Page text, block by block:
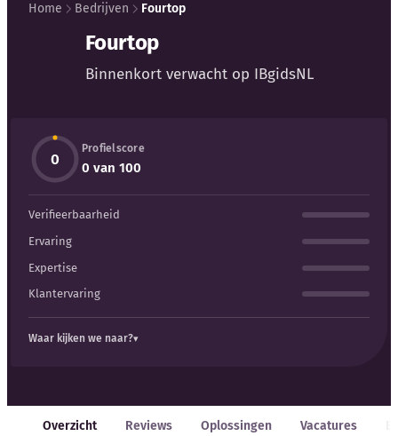
Externe bronnen
Woordenboek
Auteurs
Home Bedrijven Fourtop
Fourtop
Binnenkort verwacht op IBgidsNL
0
Profielscore
0 van 100
Verifieerbaarheid
Ervaring
Expertise
Klantervaring
Waar kijken we naar?
Overzicht Reviews Oplossingen Vacatures